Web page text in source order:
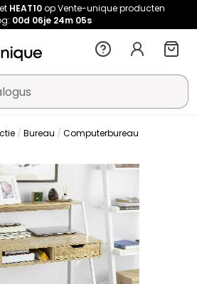
HEAT10op Vente-unique producten
00d 06je 24m 04s
Bureau Computerbureau